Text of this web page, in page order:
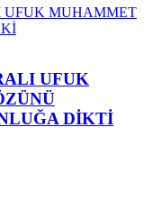
UFUK
DİKTİ